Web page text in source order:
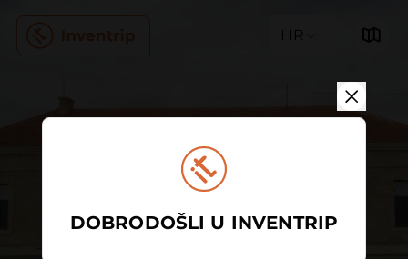
HR
DOBRODOŠLI U INVENTRIP